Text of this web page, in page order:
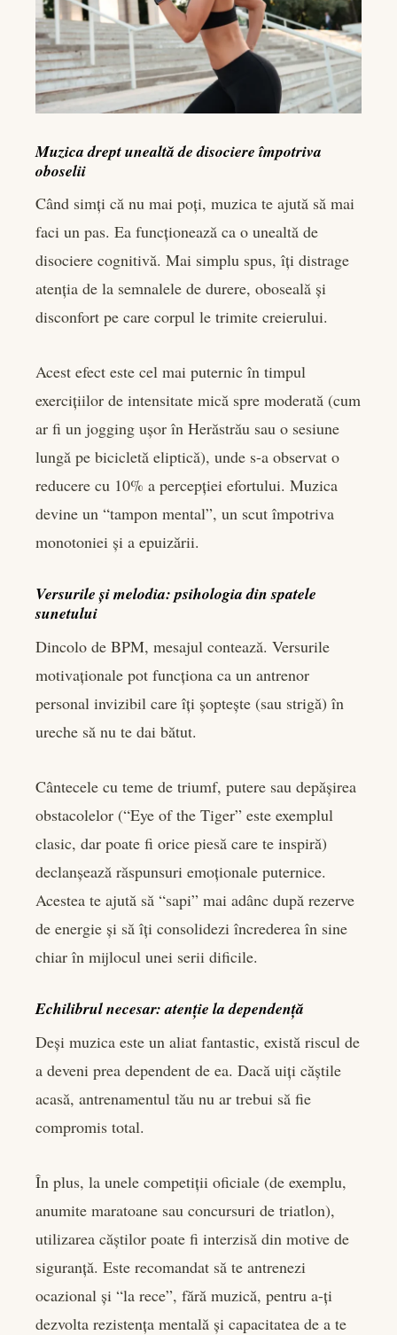
Muzica drept unealtă de disociere împotriva
oboselii
Când simți că nu mai poți, muzica te ajută să mai
faci un pas. Ea funcționează ca o unealtă de
disociere cognitivă. Mai simplu spus, îți distrage
atenția de la semnalele de durere, oboseală și
disconfort pe care corpul le trimite creierului.
Acest efect este cel mai puternic în timpul
exercițiilor de intensitate mică spre moderată (cum
ar fi un jogging ușor în Herăstrău sau o sesiune
lungă pe bicicletă eliptică), unde s-a observat o
reducere cu 10% a percepției efortului. Muzica
devine un “tampon mental”, un scut împotriva
monotoniei și a epuizării.
Versurile și melodia: psihologia din spatele
sunetului
Dincolo de BPM, mesajul contează. Versurile
motivaționale pot funcționa ca un antrenor
personal invizibil care îți șoptește (sau strigă) în
ureche să nu te dai bătut.
Cântecele cu teme de triumf, putere sau depășirea
obstacolelor (“Eye of the Tiger” este exemplul
clasic, dar poate fi orice piesă care te inspiră)
declanșează răspunsuri emoționale puternice.
Acestea te ajută să “sapi” mai adânc după rezerve
de energie și să îți consolidezi încrederea în sine
chiar în mijlocul unei serii dificile.
Echilibrul necesar: atenție la dependență
Deși muzica este un aliat fantastic, există riscul de
a deveni prea dependent de ea. Dacă uiți căștile
acasă, antrenamentul tău nu ar trebui să fie
compromis total.
În plus, la unele competiții oficiale (de exemplu,
anumite maratoane sau concursuri de triatlon),
utilizarea căștilor poate fi interzisă din motive de
siguranță. Este recomandat să te antrenezi
ocazional și “la rece”, fără muzică, pentru a-ți
dezvolta rezistența mentală și capacitatea de a te